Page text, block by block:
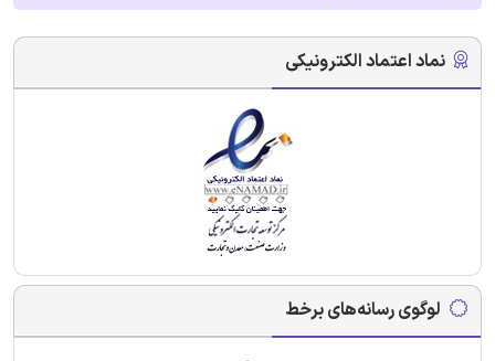
نماد اعتماد الکترونیکی
لوگوی رسانه‌های برخط